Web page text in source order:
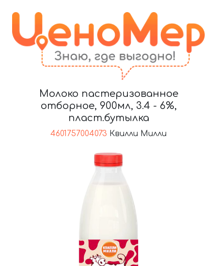
Молоко пастеризованное
отборное, 900мл, 3.4 - 6%,
пласт.бутылка
4601757004073 Квилли Милли